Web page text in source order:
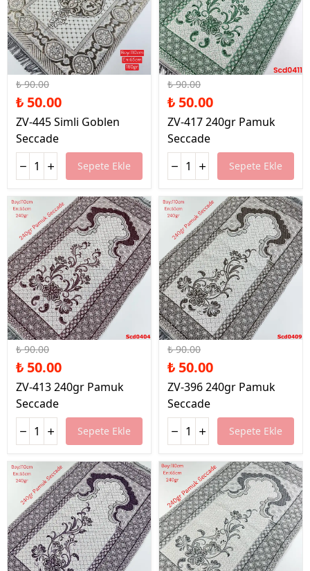
%44 İndirim
₺ 90.00
₺ 50.00
ZV-445 Simli Goblen
Seccade
Sepete Ekle
%44 İndirim
₺ 90.00
₺ 50.00
ZV-417 240gr Pamuk
Seccade
Sepete Ekle
%44 İndirim
₺ 90.00
₺ 50.00
ZV-413 240gr Pamuk
Seccade
Sepete Ekle
%44 İndirim
₺ 90.00
₺ 50.00
ZV-396 240gr Pamuk
Seccade
Sepete Ekle